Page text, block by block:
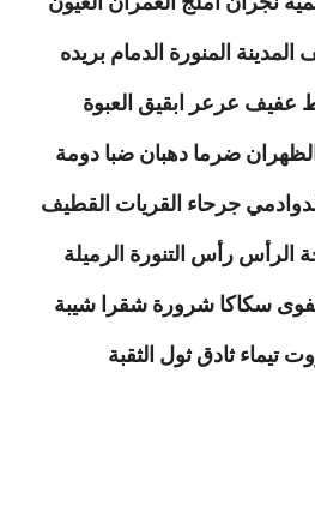
المنورة الدمام بريده
عرعر ابقيق العبوة
ضرما دهبان ضبا دومة
جرحاء القريات القطيف
الرأس رأس التنورة الرميلة
سكاكا شرورة شقرا شيبة
تيماء ثادق ثول الثقبة